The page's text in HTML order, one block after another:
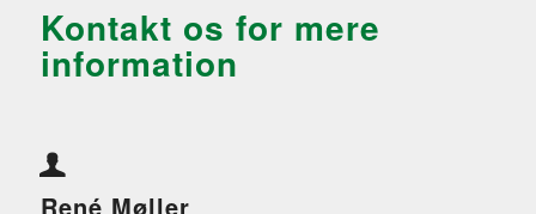
Kontakt os for mere
information
René Møller